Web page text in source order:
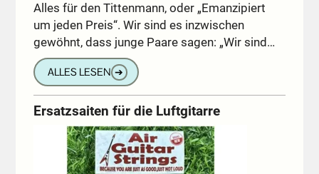
Alles für den Tittenmann, oder „Emanzipiert
um jeden Preis“. Wir sind es inzwischen
gewöhnt, dass junge Paare sagen: „Wir sind…
ALLES LESEN ➔
Ersatzsaiten für die Luftgitarre